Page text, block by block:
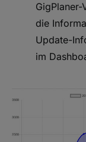
die
Update-
im